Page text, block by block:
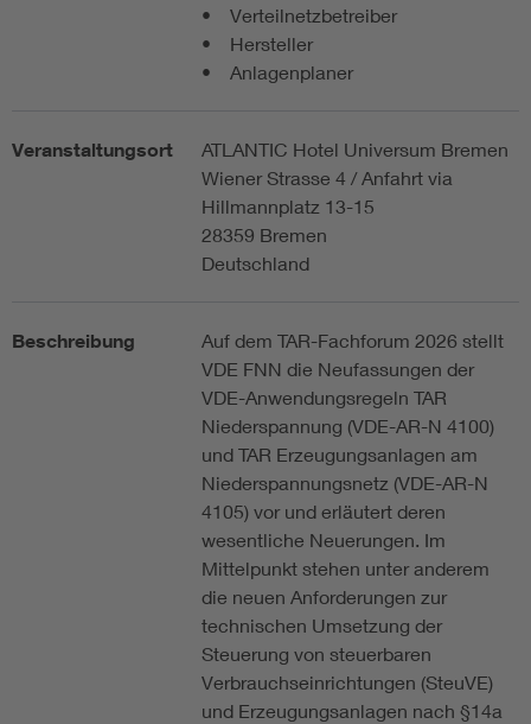
• Verteilnetzbetreiber
• Hersteller
• Anlagenplaner
Veranstaltungsort
ATLANTIC Hotel Universum Bremen
Wiener Strasse 4 / Anfahrt via
Hillmannplatz 13-15
28359 Bremen
Deutschland
Beschreibung
Auf dem TAR-Fachforum 2026 stellt
VDE FNN die Neufassungen der
VDE-Anwendungsregeln TAR
Niederspannung (VDE-AR-N 4100)
und TAR Erzeugungsanlagen am
Niederspannungsnetz (VDE-AR-N
4105) vor und erläutert deren
wesentliche Neuerungen. Im
Mittelpunkt stehen unter anderem
die neuen Anforderungen zur
technischen Umsetzung der
Steuerung von steuerbaren
Verbrauchseinrichtungen (SteuVE)
und Erzeugungsanlagen nach §14a